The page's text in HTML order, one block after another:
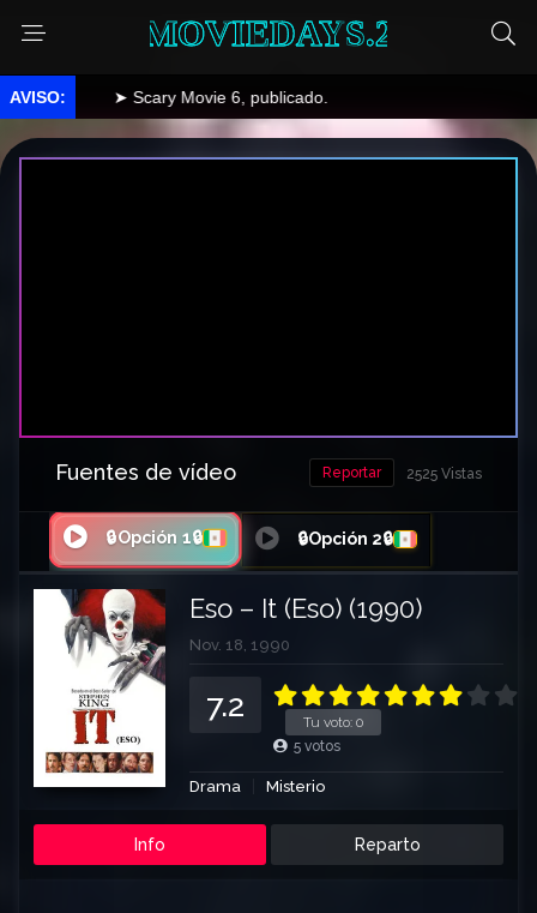
MOVIEDAYS.2
➤ Scary Movie 6, publicado.
Fuentes de vídeo 2525 Vistas
Reportar
🔒Opción 1🔒 🔒Opción 2🔒
Eso – It (Eso) (1990)
Nov. 18, 1990
Tu voto: 0
7.2
5 votos
Drama Misterio
Info Reparto